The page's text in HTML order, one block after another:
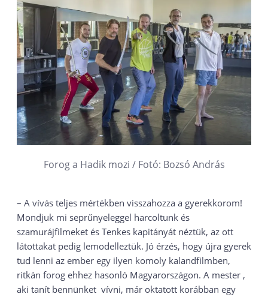
Forog a Hadik mozi / Fotó: Bozsó András
– A vívás teljes mértékben visszahozza a gyerekkorom!
Mondjuk mi seprűnyeleggel harcoltunk és
szamurájfilmeket és Tenkes kapitányát néztük, az ott
látottakat pedig lemodelleztük. Jó érzés, hogy újra gyerek
tud lenni az ember egy ilyen komoly kalandfilmben,
ritkán forog ehhez hasonló Magyarországon. A mester ,
aki tanít bennünket vívni, már oktatott korábban egy